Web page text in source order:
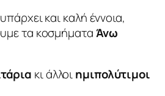
και καλή έννοια,
τα κοσμήματαΆνω
κι άλλοιημιπολύτιμοι